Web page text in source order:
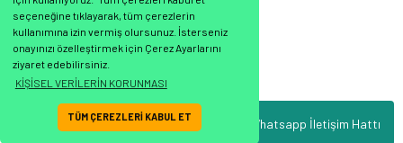
seçeneğine tıklayarak, tüm çerezlerin
kullanımına izin vermiş olursunuz. İsterseniz
onayınızı özelleştirmek için Çerez Ayarlarını
ziyaret edebilirsiniz.
KİŞİSEL VERİLERİN KORUNMASI
TÜM ÇEREZLERİ KABUL ET Whatsapp İletişim Hattı
537,02 TL